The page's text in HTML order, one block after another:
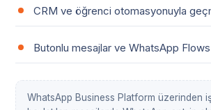
CRM ve öğrenci otomasyonuyla
Butonlu mesajlar ve WhatsApp Flows
WhatsApp Business Platform üzerinden